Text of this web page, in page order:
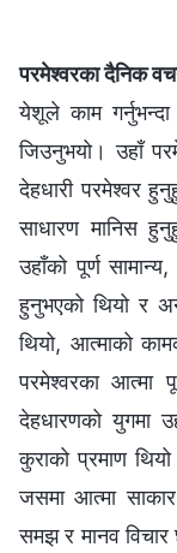
परमेश्‍वरका दैनिक
येशूले काम
जिउनुभयो। उहाँ
देहधारी परमेश्‍वर
साधारण मानिस
उहाँको पूर्ण
हुनुभएको थियो र
थियो, आत्माको
परमेश्‍वरका आत्मा
देहधारणको युगमा
कुराको प्रमाण
जसमा आत्मा
समझ र मानव